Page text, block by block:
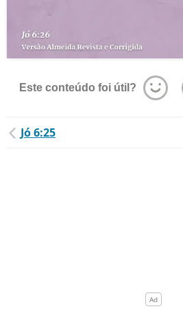
Este conteúdo foi útil?
Jó 6:25